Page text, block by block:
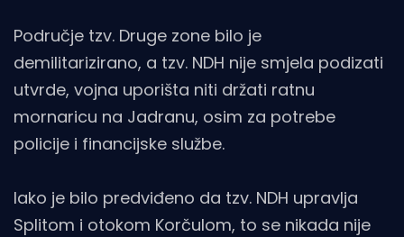
Područje tzv. Druge zone bilo je
demilitarizirano, a tzv. NDH nije smjela podizati
utvrde, vojna uporišta niti držati ratnu
mornaricu na Jadranu, osim za potrebe
policije i financijske službe.
Iako je bilo predviđeno da tzv. NDH upravlja
Splitom i otokom Korčulom, to se nikada nije